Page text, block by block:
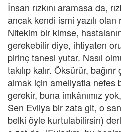
İnsan rızkını aramasa da,
ancak kendi ismi yazılı olan
Nitekim bir kimse,
gerekebilir diye, ihtiyaten
pirinç tanesi yutar. Nasıl
takılıp kalır. Öksürür,
almak için ameliyatla nefes
gerekir, buna imkânımız
Sen Evliya bir zata git, o
belki öyle kurtulabilirsin)